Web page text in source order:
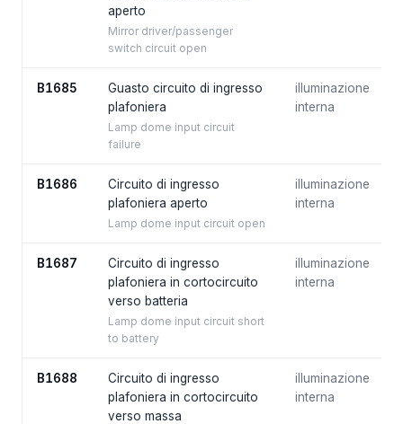
aperto
Mirror driver/passenger
switch circuit open
B1685
Guasto circuito di ingresso
plafoniera
Lamp dome input circuit
failure
illuminazione
interna
B1686
Circuito di ingresso
plafoniera aperto
Lamp dome input circuit open
illuminazione
interna
B1687
Circuito di ingresso
plafoniera in cortocircuito
verso batteria
Lamp dome input circuit short
to battery
illuminazione
interna
B1688
Circuito di ingresso
plafoniera in cortocircuito
verso massa
illuminazione
interna